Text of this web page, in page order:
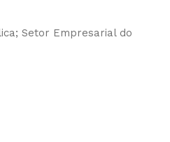
Setor Empresarial do